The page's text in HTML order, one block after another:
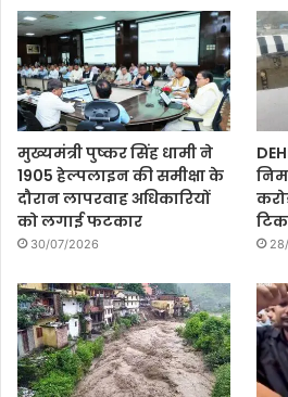
मुख्यमंत्री पुष्कर सिंह धामी ने
1905 हेल्पलाइन की समीक्षा के
दौरान लापरवाह अधिकारियों
को लगाई फटकार
30/07/2026